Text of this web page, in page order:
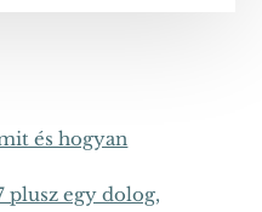
és hogyan
plusz egy dolog,